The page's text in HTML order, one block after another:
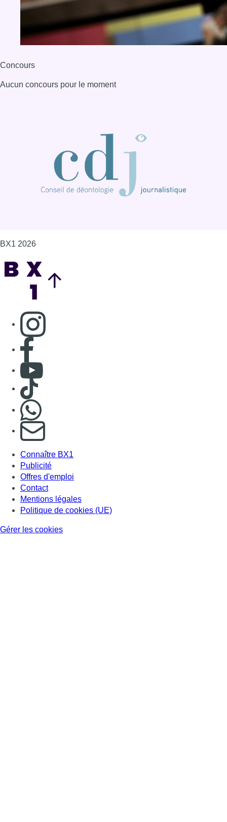
Concours
Aucun concours pour le moment
BX1 2026
Consulter page Instagram
Consulter page Facebook
Consulter Youtube
Consulter TikTok
S'abonner à notre newsletter
Connaître BX1
Publicité
Offres d'emploi
Contact
Mentions légales
Politique de cookies (UE)
Gérer les cookies